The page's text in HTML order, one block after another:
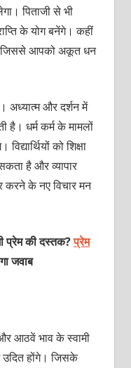
पिताजी से भी
के योग बनेंगे। कहीं
जिससे आपको अकूत धन
अध्यात्म और दर्शन में
धर्म कर्म के मामलों
को शिक्षा
है और व्यापार
करने के नए विचार मन
प्रेम की दस्तक?प्रेम
जवाब
आठवें भाव के स्वामी
होंगे। जिसके